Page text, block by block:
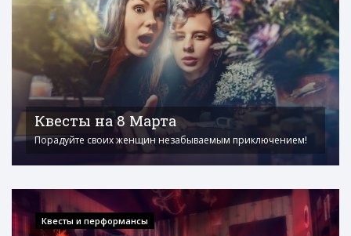
Квесты на 8 Марта
Порадуйте своих женщин незабываемым приключением!
Квесты и перформансы